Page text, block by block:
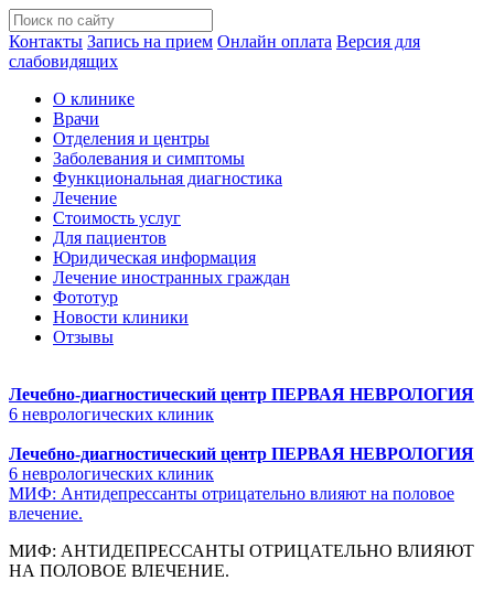
Контакты Запись на прием Онлайн оплата Версия для
слабовидящих
О клинике
Врачи
Отделения и центры
Заболевания и симптомы
Функциональная диагностика
Лечение
Стоимость услуг
Для пациентов
Юридическая информация
Лечение иностранных граждан
Фототур
Новости клиники
Отзывы
Лечебно-диагностический центр ПЕРВАЯ НЕВРОЛОГИЯ
6 неврологических клиник
Лечебно-диагностический центр ПЕРВАЯ НЕВРОЛОГИЯ
6 неврологических клиник
МИФ: Антидепрессанты отрицательно влияют на половое
влечение.
МИФ: АНТИДЕПРЕССАНТЫ ОТРИЦАТЕЛЬНО ВЛИЯЮТ
НА ПОЛОВОЕ ВЛЕЧЕНИЕ.